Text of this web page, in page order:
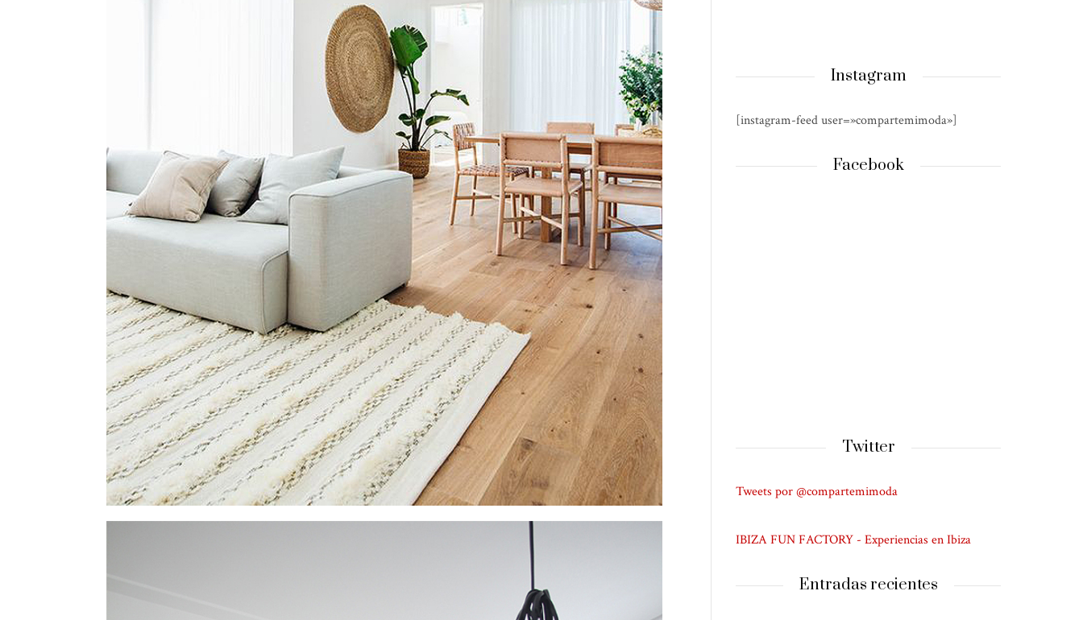
Instagram
[instagram-feed user=»compartemimoda»]
Facebook
Twitter
Tweets por @compartemimoda
IBIZA FUN FACTORY - Experiencias en Ibiza
Entradas recientes